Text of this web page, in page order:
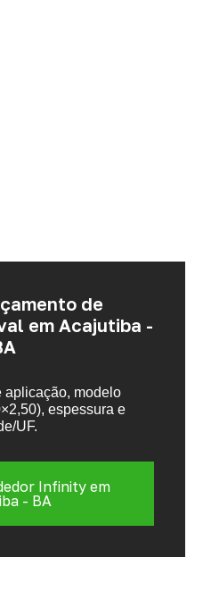
de
em Acajutiba -
aplicação, modelo
espessura e
UF.
Infinity em
- BA